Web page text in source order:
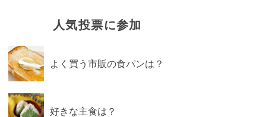
人気投票に参加
よく買う市販の食パンは？
好きな主食は？